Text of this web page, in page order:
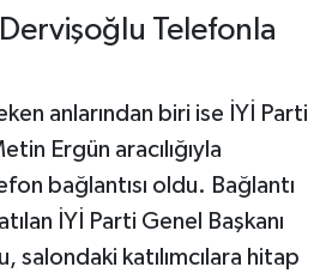
Telefonla
anlarından biri ise İYİ Parti
Ergün aracılığıyla
bağlantısı oldu. Bağlantı
İYİ Parti Genel Başkanı
salondaki katılımcılara hitap